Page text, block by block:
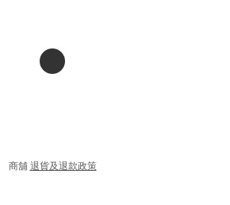
商舖 退貨及退款政策